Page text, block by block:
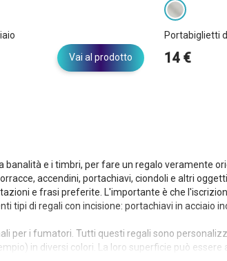
Vai al prodotto
Portabiglietti
14 €
banalità e i timbri, per fare un regalo veramente
accendini, portachiavi, ciondoli e altri
e frasi preferite. L'importante è che
tipi di regali con incisione: portachiavi in acciaio
per i fumatori. Tutti questi regali sono
in diversi colori. La loro superficie può